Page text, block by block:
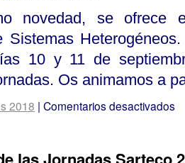
novedad, se ofrece
Sistemas
10 y 11 de
Os animamos a
2018 | Comentarios desactivados